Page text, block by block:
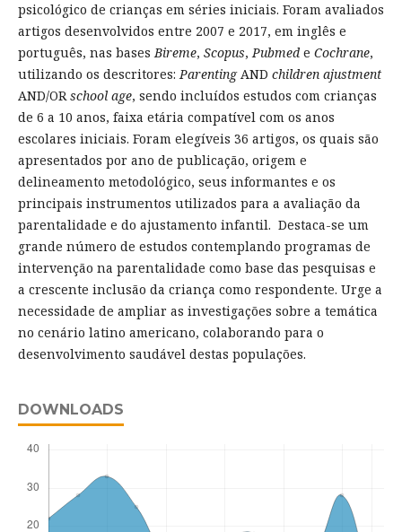
psicológico de crianças em séries iniciais. Foram avaliados
artigos desenvolvidos entre 2007 e 2017, em inglês e
português, nas basesBireme, Scopus,Pubmede Cochrane,
utilizando os descritores:ParentingAND children ajustment
AND/ORschool age, sendo incluídos estudos com crianças
de 6 a 10 anos, faixa etária compatível com os anos
escolares iniciais. Foram elegíveis 36 artigos, os quais são
apresentados por ano de publicação, origem e
delineamento metodológico, seus informantes e os
principais instrumentos utilizados para a avaliação da
parentalidade e do ajustamento infantil. Destaca-se um
grande número de estudos contemplando programas de
intervenção na parentalidade como base das pesquisas e
a crescente inclusão da criança como respondente. Urge a
necessidade de ampliar as investigações sobre a temática
no cenário latino americano, colaborando para o
desenvolvimento saudável destas populações.
DOWNLOADS